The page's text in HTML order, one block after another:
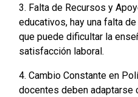
3. Falta de Recursos y
educativos, hay una falta
que puede dificultar la
satisfacción laboral.
4. Cambio Constante en
docentes deben adaptarse